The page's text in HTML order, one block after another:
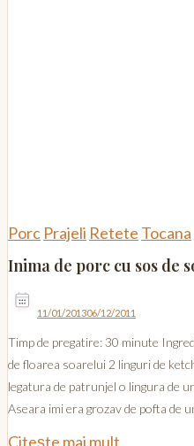
Porc Prajeli Retete Tocana
Inima de porc cu sos de
11/01/201306/12/2011
Timp de pregatire: 30 minute
de floarea soarelui 2 linguri de
legatura de patrunjel o lingura de
Aseara imi era grozav de pofta de
Citește mai mult